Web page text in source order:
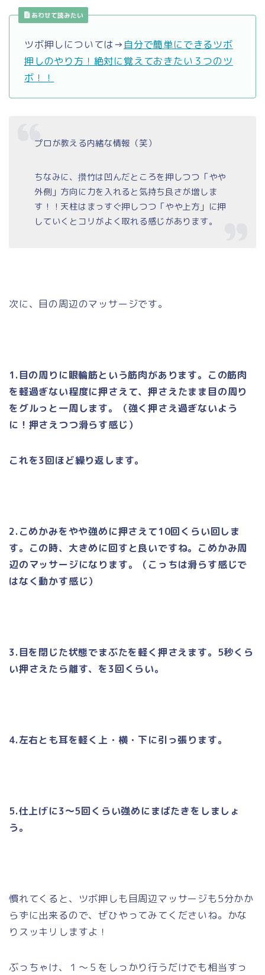
あわせて読みたい
ツボ押しについては→ 自分で簡単にできるツボ
押しのやり方！絶対に覚えておきたい３つのツ
ボ！！
プロが教える内緒な情報（笑）
ちなみに、攢竹は凹んだところを押しつつ「やや
外側」方向に力を入れると気持ち良さが増しま
す！！天柱はまっすぐ押しつつ「やや上方」に押
していくとコリがよく取れる感じがあります。
次に、目の周辺のマッサージです。
1.目の周りに眼輪筋という筋肉があります。この筋肉
を軽過ぎない程度に押さえて、押さえたまま目の周り
をグルっと一周します。（強く押さえ過ぎないよう
に！押さえつつ滑らす感じ）
これを3回ほど繰り返します。
2.こめかみをやや強めに押さえて10回くらい回しま
す。この時、大きめに回すと良いですね。こめかみ周
辺のマッサージになります。（こっちは滑らす感じで
はなく動かす感じ）
3.目を閉じた状態でまぶたを軽く押さえます。5秒くら
い押さえたら離す、を3回くらい。
4.左右とも耳を軽く上・横・下に引っ張ります。
5.仕上げに3〜5回くらい強めにまばたきをしましょ
う。
慣れてくると、ツボ押しも目周辺マッサージも5分かか
らずに出来るので、ぜひやってみてくださいね。かな
りスッキリしますよ！
ぶっちゃけ、１〜５をしっかり行うだけでも相当すっ